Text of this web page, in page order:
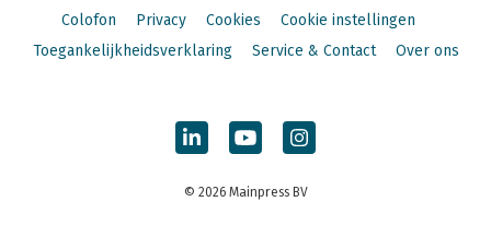
Colofon
Privacy Cookies
Cookie instellingen
Toegankelijkheidsverklaring
Service & Contact Over ons
© 2026 Mainpress BV